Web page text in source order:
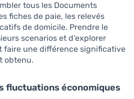
tous les Documents
fiches de paie, les relevés
de domicile. Prendre le
scenarios et d’explorer
faire une différence significative
obtenu.
fluctuations économiques